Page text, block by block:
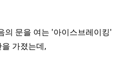
의 문을 여는 '아이스브레이킹'
가졌는데,